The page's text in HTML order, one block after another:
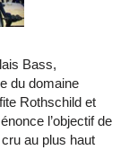
Bass,
du domaine
Rothschild et
l’objectif de
au plus haut